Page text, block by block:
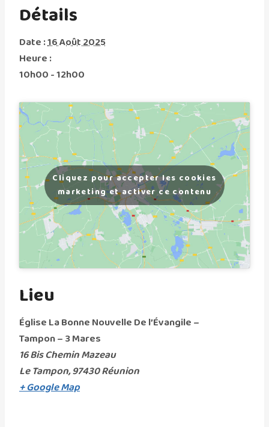
Détails
Date :16 Août 2025
Heure :
10h00 - 12h00
Lieu
Église La Bonne Nouvelle De l’Évangile –
Tampon – 3 Mares
16 Bis Chemin Mazeau
Le Tampon,97430Réunion
+ Google Map
Cliquez pour accepter les cookies
marketing et activer ce contenu